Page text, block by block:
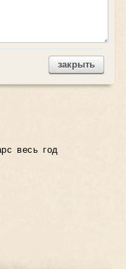
закрыть
весь год